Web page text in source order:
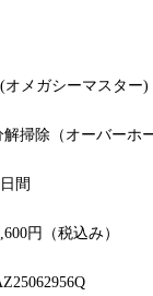
(オメガシーマスタ
掃除（オーバーホ
間
円（税込み）